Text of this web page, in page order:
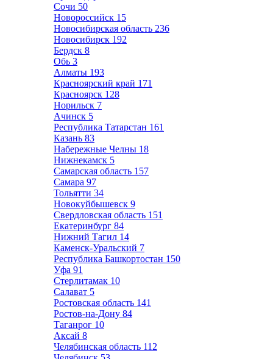
Сочи 50
Новороссийск 15
Новосибирская область 236
Новосибирск 192
Бердск 8
Обь 3
Алматы 193
Красноярский край 171
Красноярск 128
Норильск 7
Ачинск 5
Республика Татарстан 161
Казань 83
Набережные Челны 18
Нижнекамск 5
Самарская область 157
Самара 97
Тольятти 34
Новокуйбышевск 9
Свердловская область 151
Екатеринбург 84
Нижний Тагил 14
Каменск-Уральский 7
Республика Башкортостан 150
Уфа 91
Стерлитамак 10
Салават 5
Ростовская область 141
Ростов-на-Дону 84
Таганрог 10
Аксай 8
Челябинская область 112